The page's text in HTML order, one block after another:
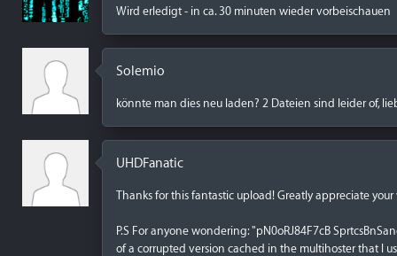
Wird erledigt - in ca. 30 minuten wieder vorbeischauen
Solemio
könnte man dies neu laden? 2 Dateien sind leider of,
UHDFanatic
Thanks for this fantastic upload! Greatly appreciate
P.S For anyone wondering: "pN0oRJ84F7cB
of a corrupted version cached in the multihoster that I